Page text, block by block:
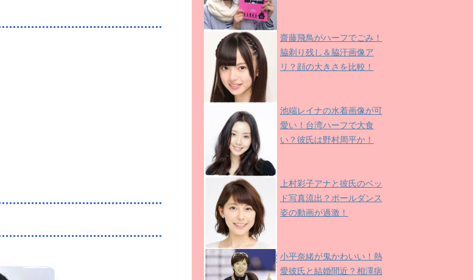
齋藤飛鳥がハーフでごみ！
脇剃り残し＆脇汗画像ア
リ？顔の大きさを比較！
池端レイナの水着画像が可
愛い！台湾ハーフで大食
い？彼氏は野村周平か！
上村彩子アナと彼氏のベッ
ド写真流出？ポールダンス
姿の動画が過激！
小平奈緒が鬼かわいい！熱
愛彼氏と結婚間近？相澤病